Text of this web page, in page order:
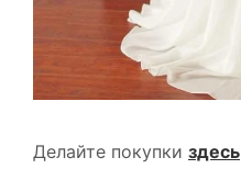
Делайте покупки здесь